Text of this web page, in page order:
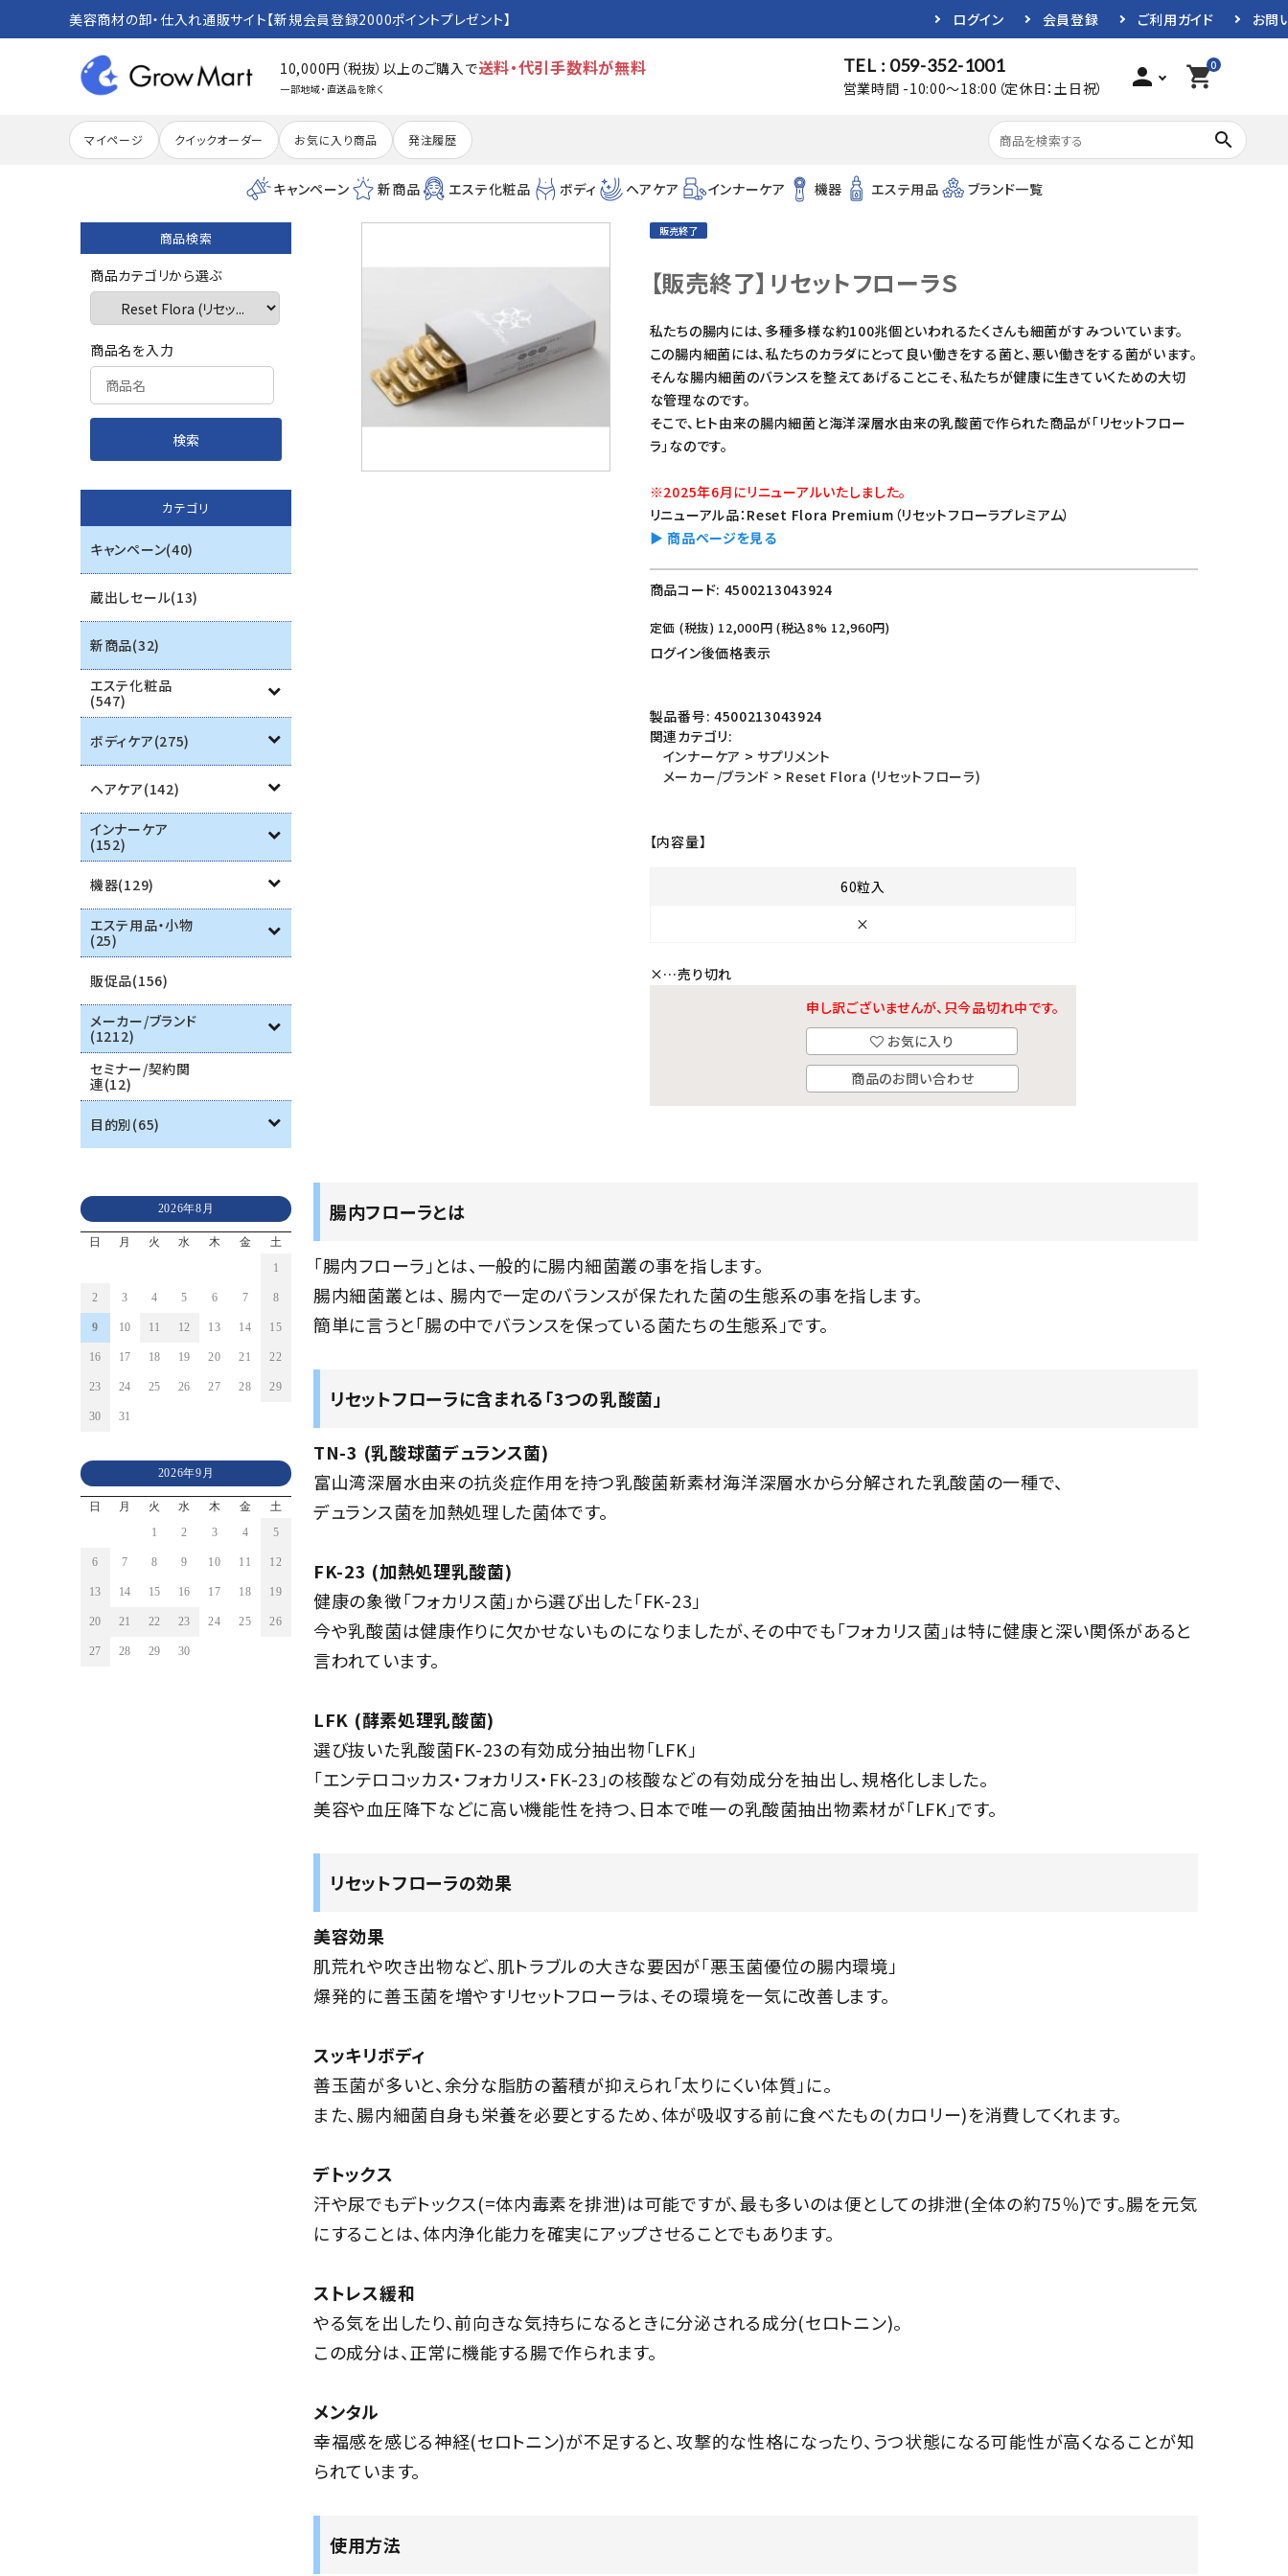
美容商材の卸・仕入れ通販サイト【新規会員登録2000ポイントプレゼント】 ログイン 会員登録 ご利用ガイド お問
10,000円（税抜）以上のご購入で送料・代引手数料が無料
一部地域・直送品を除く
TEL : 059-352-1001
営業時間 -10:00～18:00（定休日：土日祝） person 0
shopping_cart
マイページ クイックオーダー お気に入り商品 発注履歴 search
キャンペーン 新商品 エステ化粧品 ボディ ヘアケア インナーケア 機器 エステ用品 ブランド一覧
search
ACCOUNT MENU
カテゴリーから探す
エステ用品
ブランド一覧
ご利用ガイド
プライバシーポリシー
特定商取引法について
お問い合わせ
商品検索
商品カテゴリから選ぶ
商品名を入力
カテゴリ
キャンペーン(40)
蔵出しセール(13)
新商品(32)
エステ化粧品
(547)
ボディケア(275)
ヘアケア(142)
インナーケア
(152)
機器(129)
エステ用品・小物
(25)
販促品(156)
メーカー/ブランド
(1212)
セミナー/契約関
連(12)
目的別(65)
2026年8月
日 月 火 水 木 金
土
1
2 3 4 5 6 7 8
9 10 11 12 13 14 15
16 17 18 19 20 21 22
23 24 25 26 27 28 29
30 31
2026年9月
日 月 火 水 木 金
土
1
2 3 4 5
6 7 8 9 10 11 12
13 14 15 16 17 18 19
20 21 22 23 24 25 26
27 28 29 30
販売終了
【販売終了】リセットフローラＳ
私たちの腸内には、多種多様な約100兆個といわれるたくさんも細菌がすみついています。
この腸内細菌には、私たちのカラダにとって良い働きをする菌と、悪い働きをする菌がいます。
そんな腸内細菌のバランスを整えてあげることこそ、私たちが健康に生きていくための大切
な管理なのです。
そこで、ヒト由来の腸内細菌と海洋深層水由来の乳酸菌で作られた商品が「リセットフロー
ラ」なのです。
※2025年6月にリニューアルいたしました。
リニューアル品：Reset Flora Premium（リセットフローラプレミアム）
▶ 商品ページを見る
商品コード: 4500213043924
定価 (税抜) 12,000円 (税込8% 12,960円)
ログイン後価格表示
製品番号: 4500213043924
関連カテゴリ:
インナーケア >サプリメント
メーカー/ブランド > Reset Flora (リセットフローラ)
【内容量】
60粒入
×
×…売り切れ
申し訳ございませんが、只今品切れ中です。
お気に入り
商品のお問い合わせ
腸内フローラとは
「腸内フローラ」とは、一般的に腸内細菌叢の事を指します。
腸内細菌叢とは、 腸内で一定のバランスが保たれた菌の生態系の事を指します。
簡単に言うと「腸の中でバランスを保っている菌たちの生態系」です。
リセットフローラに含まれる「3つの乳酸菌」
TN-3 (乳酸球菌デュランス菌)
富山湾深層水由来の抗炎症作用を持つ乳酸菌新素材海洋深層水から分解された乳酸菌の一種で、
デュランス菌を加熱処理した菌体です。
FK-23 (加熱処理乳酸菌)
健康の象徴「フォカリス菌」から選び出した「FK-23」
今や乳酸菌は健康作りに欠かせないものになりましたが、その中でも「フォカリス菌」は特に健康と深い関係があると
言われています。
LFK (酵素処理乳酸菌)
選び抜いた乳酸菌FK-23の有効成分抽出物「LFK」
「エンテロコッカス・フォカリス・FK-23」の核酸などの有効成分を抽出し、規格化しました。
美容や血圧降下などに高い機能性を持つ、日本で唯一の乳酸菌抽出物素材が「LFK」です。
リセットフローラの効果
美容効果
肌荒れや吹き出物など、肌トラブルの大きな要因が「悪玉菌優位の腸内環境」
爆発的に善玉菌を増やすリセットフローラは、その環境を一気に改善します。
スッキリボディ
善玉菌が多いと、余分な脂肪の蓄積が抑えられ「太りにくい体質」に。
また、腸内細菌自身も栄養を必要とするため、体が吸収する前に食べたもの(カロリー)を消費してくれます。
デトックス
汗や尿でもデトックス(=体内毒素を排泄)は可能ですが、最も多いのは便としての排泄(全体の約75％)です。腸を元気
にすることは、体内浄化能力を確実にアップさせることでもあります。
ストレス緩和
やる気を出したり、前向きな気持ちになるときに分泌される成分(セロトニン)。
この成分は、正常に機能する腸で作られます。
メンタル
幸福感を感じる神経(セロトニン)が不足すると、攻撃的な性格になったり、うつ状態になる可能性が高くなることが知
られています。
使用方法